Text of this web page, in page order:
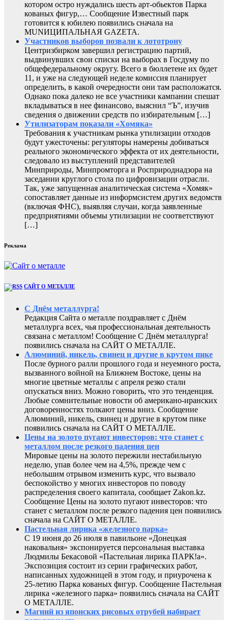
котором остро нуждались шесть арт-обьектов Парка
кованых фигур,… Сообщение Известный парк
готовится к юбилею появились сначала на
MUNИЦИПАЛЬНАЯ GAZЕТА.
Участников выборов позвали к лототрону
Центризбирком завершил регистрацию партий,
выдвинувших свои списки на выборах в Госдуму по
общефедеральному округу. Всего в бюллетене их будет
11, и уже на следующей неделе комиссия планирует
определить, в какой очередности они там расположатся.
Однако пока далеко не все участники кампании спешат
вкладываться в нее финансово, выяснил “Ъ”, изучив
сведения о движении средств по избирательным […]
Утилизаторам показали «Хомяка»
Требования к участникам рынка утилизации отходов
будут ужесточены: регуляторы намерены добиваться
реального экономического эффекта от их деятельности,
следовало из выступлений представителей
Минприроды, Минпромторга и Росприроднадзора на
заседании круглого стола по цифровизации отрасли.
Так, уже запущенная аналитическая система «Хомяк»
сопоставляет данные из информсистем других ведомств
(включая ФНС), выявляя случаи, когда заявленные
предприятиями объемы утилизации не соответствуют
[…]
Реклама
САЙТ О МЕТАЛЛЕ
С Днём металлурга!
Редакция Сайта о металле поздравляет с Днём
металлурга всех, чья профессиональная деятельность
связана с металлом! Сообщение С Днём металлурга!
появились сначала на САЙТ О МЕТАЛЛЕ.
Алюминий, никель, свинец и другие в крутом пике
После бурного ралли прошлого года и неуемного роста,
вызванного войной на Ближнем Востоке, цены на
многие цветные металлы с апреля резко стали
опускаться вниз. Можно говорить, что это тенденция.
Любые сомнительные новости об американо-иранских
договоренностях толкают цены вниз. Сообщение
Алюминий, никель, свинец и другие в крутом пике
появились сначала на САЙТ О МЕТАЛЛЕ.
Цены на золото пугают инвесторов: что станет с
металлом после резкого падения цен
Мировые цены на золото пережили нестабильную
неделю, упав более чем на 4,5%, прежде чем с
небольшим отрывом изменить курс, что вызвало
беспокойство у многих инвесторов по поводу
распределения своего капитала, сообщает Zakon.kz.
Сообщение Цены на золото пугают инвесторов: что
станет с металлом после резкого падения цен появились
сначала на САЙТ О МЕТАЛЛЕ.
Пастельная лирика «железного парка»
С 19 июня до 26 июля в павильоне «Донецкая
наковальня» экспонируется персональная выставка
Людмилы Бекасовой «Пастельная лирика ПАРК!а».
Экспозиция состоит из серии графических работ,
написанных художницей в этом году, и приурочена к
25-летию Парка кованых фигур. Сообщение Пастельная
лирика «железного парка» появились сначала на САЙТ
О МЕТАЛЛЕ.
Магний из японских рисовых отрубей набирает